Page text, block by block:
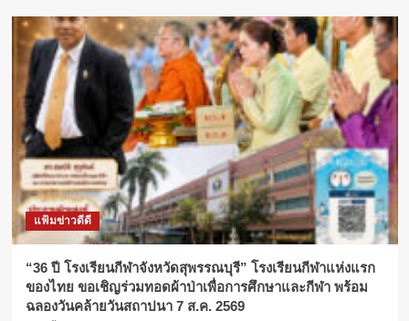
รุ่น
2
ต่อ
ทันที
แฟ้มข่าวดีดี
“36 ปี โรงเรียนกีฬาจังหวัดสุพรรณบุรี” โรงเรียนกีฬาแห่งแรก
ของไทย ขอเชิญร่วมทอดผ้าป่าเพื่อการศึกษาและกีฬา พร้อม
ฉลองวันคล้ายวันสถาปนา 7 ส.ค. 2569